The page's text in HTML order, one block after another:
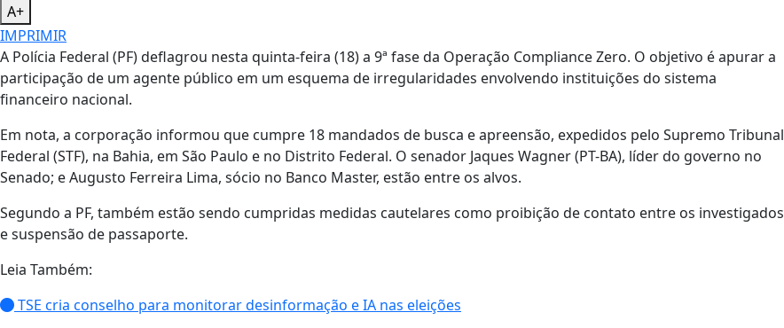
A+
IMPRIMIR
A Polícia Federal (PF) deflagrou nesta quinta-feira (18) a 9ª fase da Operação Compliance Zero. O objetivo é apurar a
participação de um agente público em um esquema de irregularidades envolvendo instituições do sistema
financeiro nacional.
Em nota, a corporação informou que cumpre 18 mandados de busca e apreensão, expedidos pelo Supremo Tribunal
Federal (STF), na Bahia, em São Paulo e no Distrito Federal. O senador Jaques Wagner (PT-BA), líder do governo no
Senado; e Augusto Ferreira Lima, sócio no Banco Master, estão entre os alvos.
Segundo a PF, também estão sendo cumpridas medidas cautelares como proibição de contato entre os investigados
e suspensão de passaporte.
Leia Também:
TSE cria conselho para monitorar desinformação e IA nas eleições